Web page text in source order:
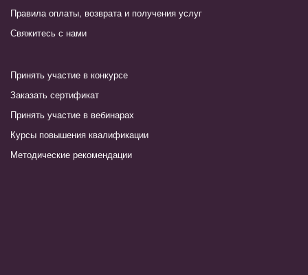
Правила оплаты, возврата и получения услуг
Свяжитесь с нами
Принять участие в конкурсе
Заказать сертификат
Принять участие в вебинарах
Курсы повышения квалификации
Методические рекомендации